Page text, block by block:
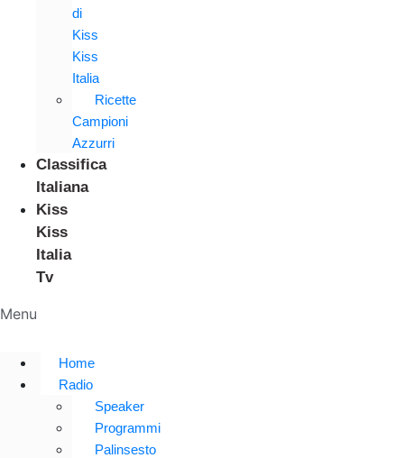
di
Kiss
Kiss
Italia
Ricette
Campioni
Azzurri
Classifica
Italiana
Kiss
Kiss
Italia
Tv
Menu
Home
Radio
Speaker
Programmi
Palinsesto